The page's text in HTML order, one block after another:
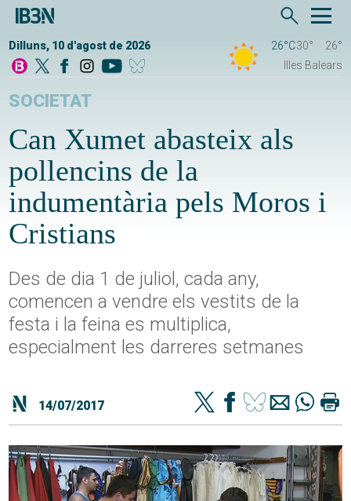
Dilluns, 10 d'agost de 2026 26°C30°
26°
Illes Balears
SOCIETAT
Can Xumet abasteix als
pollencins de la
indumentària pels Moros i
Cristians
Des de dia 1 de juliol, cada any,
comencen a vendre els vestits de la
festa i la feina es multiplica,
especialment les darreres setmanes
14/07/2017